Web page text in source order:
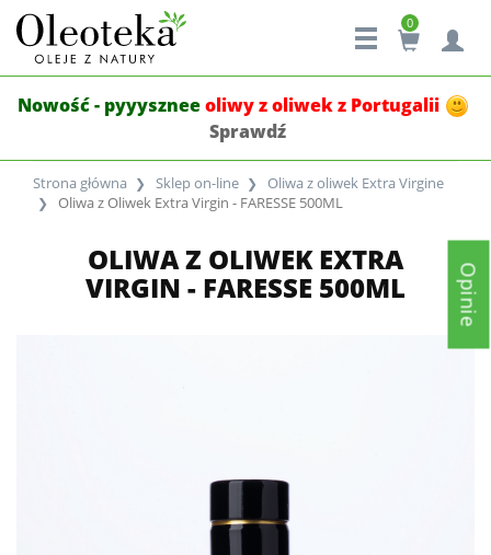
0
Nowość - pyyyszneeoliwy z oliwek z Portugalii
Sprawdź
Strona główna Sklep on-line
Oliwa z oliwek Extra Virgine
Oliwa z Oliwek Extra Virgin - FARESSE 500ML
OLIWA Z OLIWEK EXTRA
VIRGIN - FARESSE 500ML Opinie